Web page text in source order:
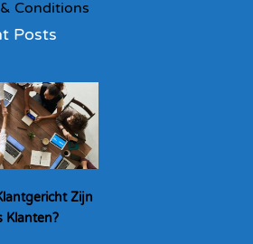
Conditions
Posts
Zijn
Klanten?